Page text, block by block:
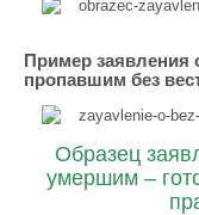
Пример заявления
пропавшим без
Образец
умершим –